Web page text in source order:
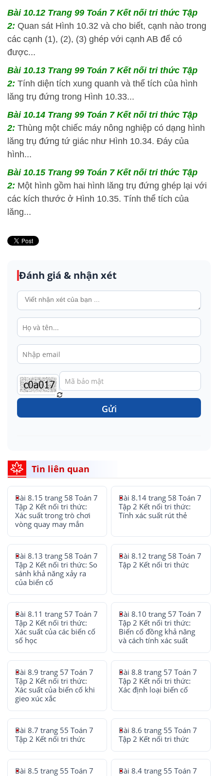
Bài 10.12 Trang 99 Toán 7 Kết nối tri thức Tập
2: Quan sát Hình 10.32 và cho biết, cạnh nào trong
các cạnh (1), (2), (3) ghép với cạnh AB để có
được...
Bài 10.13 Trang 99 Toán 7 Kết nối tri thức Tập
2: Tính diện tích xung quanh và thể tích của hình
lăng trụ đứng trong Hình 10.33...
Bài 10.14 Trang 99 Toán 7 Kết nối tri thức Tập
2: Thùng một chiếc máy nông nghiệp có dạng hình
lăng trụ đứng tứ giác như Hình 10.34. Đáy của
hình...
Bài 10.15 Trang 99 Toán 7 Kết nối tri thức Tập
2: Một hình gồm hai hình lăng trụ đứng ghép lại với
các kích thước ở Hình 10.35. Tính thể tích của
lăng...
Đánh giá & nhận xét
Gửi
Tin liên quan
Bài 8.15 trang 58 Toán 7
Tập 2 Kết nối tri thức:
Xác suất trong trò chơi
vòng quay may mắn
Bài 8.14 trang 58 Toán 7
Tập 2 Kết nối tri thức:
Tính xác suất rút thẻ
Bài 8.13 trang 58 Toán 7
Tập 2 Kết nối tri thức: So
sánh khả năng xảy ra
của biến cố
Bài 8.12 trang 58 Toán 7
Tập 2 Kết nối tri thức
Bài 8.11 trang 57 Toán 7
Tập 2 Kết nối tri thức:
Xác suất của các biến cố
số học
Bài 8.10 trang 57 Toán 7
Tập 2 Kết nối tri thức:
Biến cố đồng khả năng
và cách tính xác suất
Bài 8.9 trang 57 Toán 7
Tập 2 Kết nối tri thức:
Xác suất của biến cố khi
gieo xúc xắc
Bài 8.8 trang 57 Toán 7
Tập 2 Kết nối tri thức:
Xác định loại biến cố
Bài 8.7 trang 55 Toán 7
Tập 2 Kết nối tri thức
Bài 8.6 trang 55 Toán 7
Tập 2 Kết nối tri thức
Bài 8.5 trang 55 Toán 7
Bài 8.4 trang 55 Toán 7